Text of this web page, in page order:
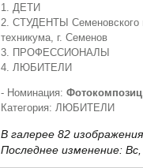
1. ДЕТИ
2. СТУДЕНТЫ Семеновского
техникума, г. Семенов
3. ПРОФЕССИОНАЛЫ
4. ЛЮБИТЕЛИ
- Номинация:
Категория: ЛЮБИТЕЛИ
В галерее 82
Последнее изменение: